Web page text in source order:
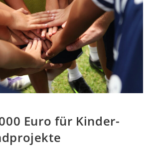
Euro für Kinder-